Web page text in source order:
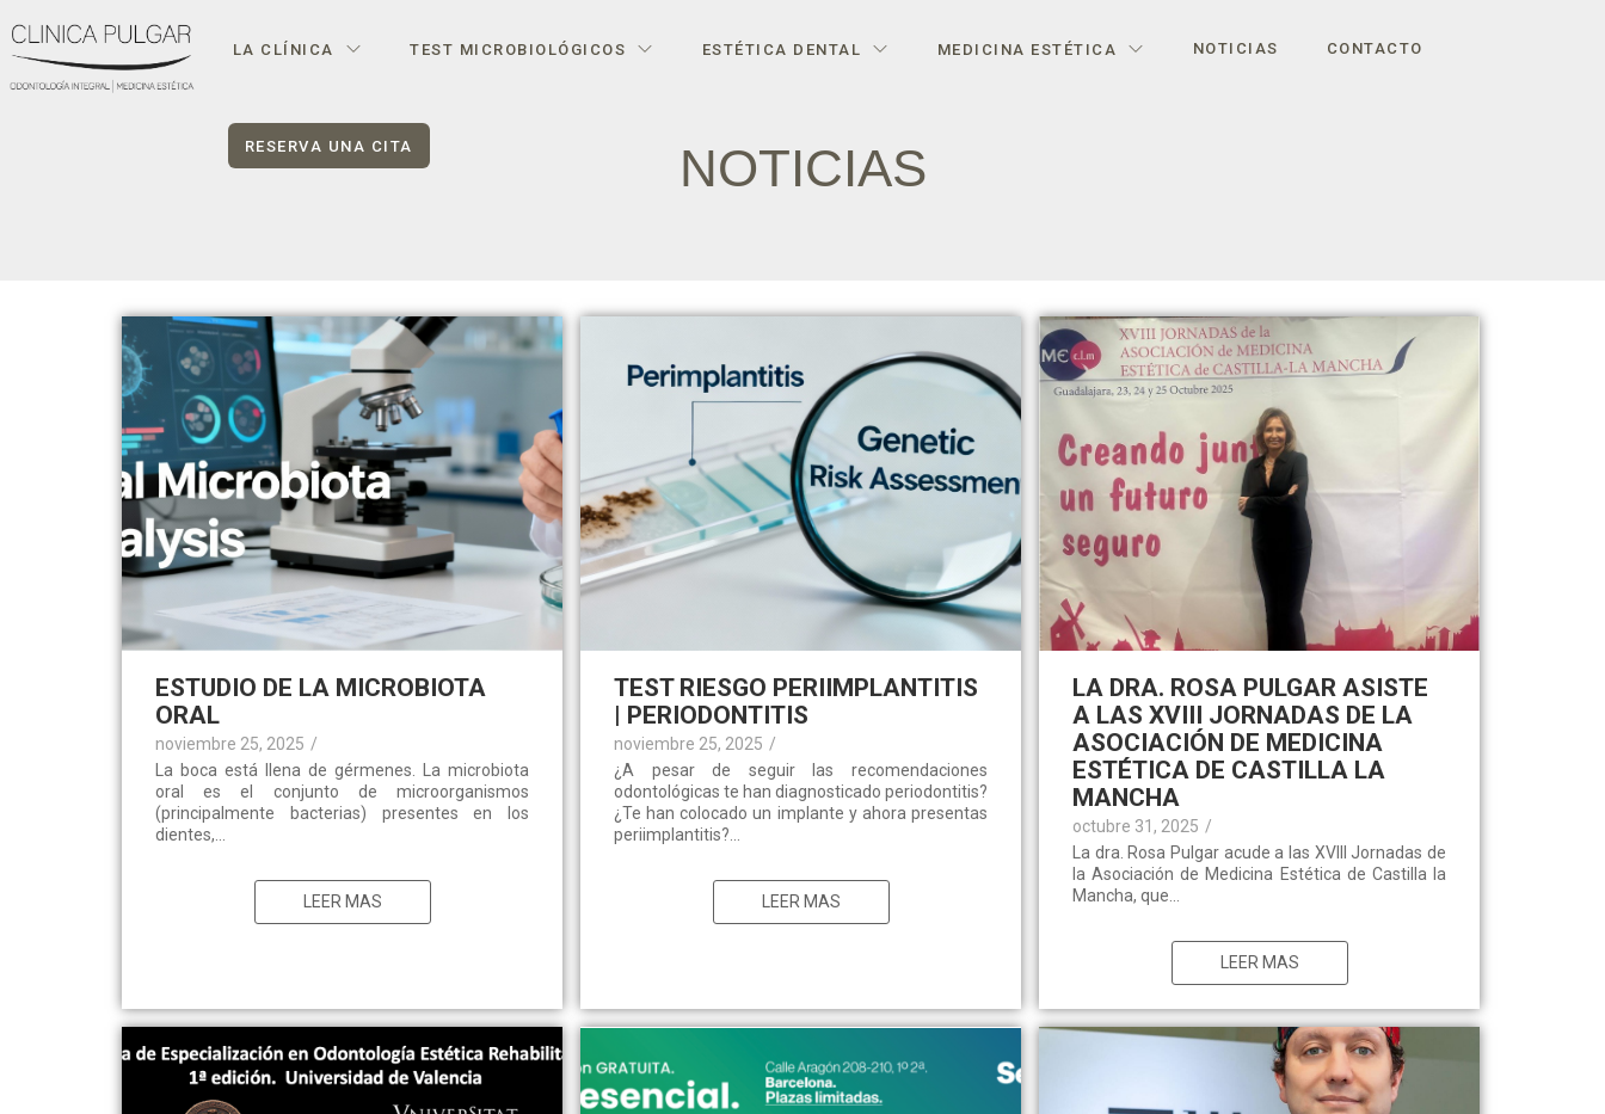
LA CLÍNICA TEST MICROBIOLÓGICOS ESTÉTICA DENTAL MEDICINA ESTÉTICA NOTICIAS CONTACTO
RESERVA UNA CITA NOTICIAS
ESTUDIO DE LA MICROBIOTA
ORAL
noviembre 25, 2025 /
La boca está llena de gérmenes. La microbiota
oral es el conjunto de microorganismos
(principalmente bacterias) presentes en los
dientes,...
LEER MAS
TEST RIESGO PERIIMPLANTITIS
| PERIODONTITIS
noviembre 25, 2025 /
¿A pesar de seguir las recomendaciones
odontológicas te han diagnosticado periodontitis?
¿Te han colocado un implante y ahora presentas
periimplantitis?...
LEER MAS
LA DRA. ROSA PULGAR ASISTE
A LAS XVIII JORNADAS DE LA
ASOCIACIÓN DE MEDICINA
ESTÉTICA DE CASTILLA LA
MANCHA
octubre 31, 2025 /
La dra. Rosa Pulgar acude a las XVIII Jornadas de
la Asociación de Medicina Estética de Castilla la
Mancha, que...
LEER MAS